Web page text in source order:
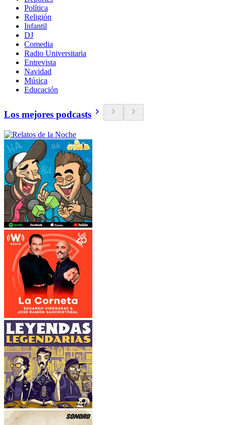
Política
Religión
Infantil
DJ
Comedia
Radio Universitaria
Entrevista
Navidad
Música
Educación
Los mejores podcasts